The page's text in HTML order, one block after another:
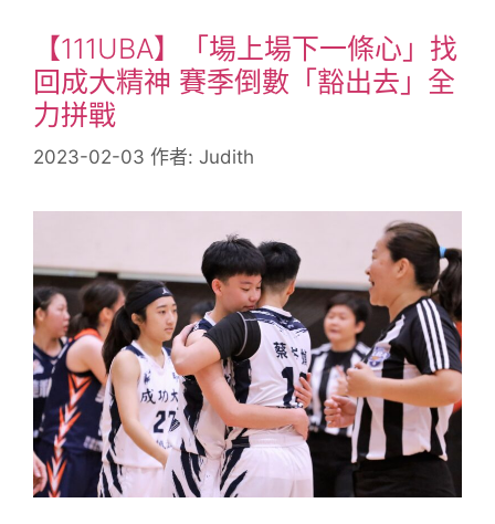
【111UBA】「場上場下一條心」找
回成大精神 賽季倒數「豁出去」全
力拼戰
2023-02-03 作者: Judith